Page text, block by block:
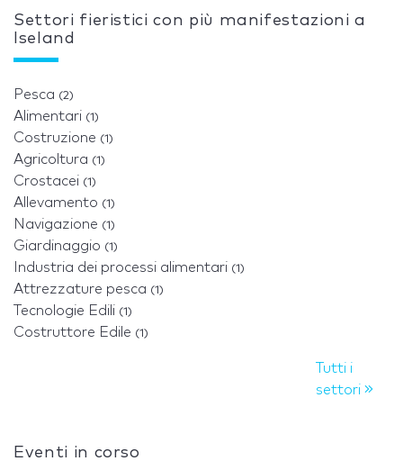
Settori fieristici con più manifestazioni a
Iseland
Pesca (2)
Alimentari (1)
Costruzione (1)
Agricoltura (1)
Crostacei (1)
Allevamento (1)
Navigazione (1)
Giardinaggio (1)
Industria dei processi alimentari (1)
Attrezzature pesca (1)
Tecnologie Edili (1)
Costruttore Edile (1)
Tutti i
settori
Eventi in corso